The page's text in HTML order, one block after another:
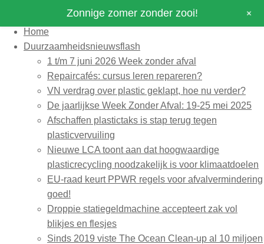
Home
Duurzaamheidsnieuwsflash
1 t/m 7 juni 2026 Week zonder afval
Repaircafés: cursus leren repareren?
VN verdrag over plastic geklapt, hoe nu verder?
De jaarlijkse Week Zonder Afval: 19-25 mei 2025
Afschaffen plastictaks is stap terug tegen
plasticvervuiling
Nieuwe LCA toont aan dat hoogwaardige
plasticrecycling noodzakelijk is voor klimaatdoelen
EU-raad keurt PPWR regels voor afvalvermindering
goed!
Droppie statiegeldmachine accepteert zak vol
blikjes en flesjes
Sinds 2019 viste The Ocean Clean-up al 10 miljoen
Zonnige zomer zonder zooi! +